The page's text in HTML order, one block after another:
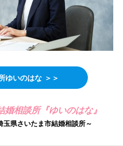
ゆいのはな ＞＞
婚相談所『ゆいのはな』
玉県さいたま市結婚相談所～